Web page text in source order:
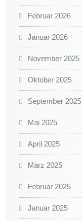
Februar 2026
Januar 2026
November 2025
Oktober 2025
September 2025
Mai 2025
April 2025
März 2025
Februar 2025
Januar 2025